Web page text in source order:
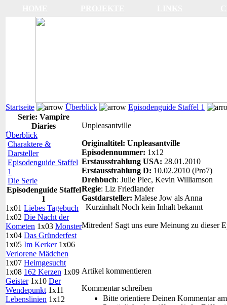
Startseite Überblick
Episodenguide Staffel 1
Serie: Vampire
Diaries
Überblick
Charaktere &
Darsteller
Episodenguide Staffel
1
Die Serie
Episodenguide Staffel
1
1x01 Liebes Tagebuch
1x02 Die Nacht der
Kometen 1x03 Monster
1x04 Das Gründerfest
1x05 Im Kerker1x06
Verlorene Mädchen
1x07 Heimgesucht
1x08 162 Kerzen 1x09
Geister1x10 Der
Wendepunkt 1x11
Lebenslinien 1x12
Unpleasantville
Originaltitel: Unpleasantville
Episodennummer: 1x12
Erstausstrahlung USA: 28.01.2010
Erstausstrahlung D: 10.02.2010 (Pro7)
Drehbuch: Julie Plec, Kevin Williamson
Regie: Liz Friedlander
Gastdarsteller: Malese Jow als Anna
Kurzinhalt Noch kein Inhalt bekannt
Mitreden! Sagt uns eure Meinung zu dieser
Artikel kommentieren
Kommentar schreiben
Bitte orientiere Deinen Kommentar